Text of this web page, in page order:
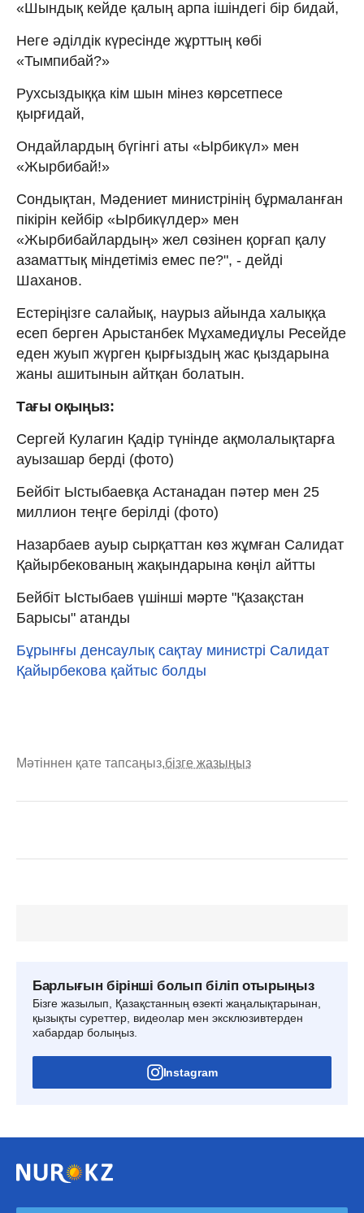
«Шындық кейде қалың арпа ішіндегі бір бидай,
Неге әділдік күресінде жұрттың көбі
«Тымпибай?»
Рухсыздыққа кім шын мінез көрсетпесе
қырғидай,
Ондайлардың бүгінгі аты «Ырбикүл» мен
«Жырбибай!»
Сондықтан, Мәдениет министрінің бұрмаланған
пікірін кейбір «Ырбикүлдер» мен
«Жырбибайлардың» жел сөзінен қорғап қалу
азаматтық міндетіміз емес пе?", - дейді
Шаханов.
Естеріңізге салайық, наурыз айында халыққа
есеп берген Арыстанбек Мұхамедиұлы Ресейде
еден жуып жүрген қырғыздың жас қыздарына
жаны ашитынын айтқан болатын.
Тағы оқыңыз:
Сергей Кулагин Қадір түнінде ақмолалықтарға
ауызашар берді (фото)
Бейбіт Ыстыбаевқа Астанадан пәтер мен 25
миллион теңге берілді (фото)
Назарбаев ауыр сырқаттан көз жұмған Салидат
Қайырбекованың жақындарына көңіл айтты
Бейбіт Ыстыбаев үшінші мәрте "Қазақстан
Барысы" атанды
Бұрынғы денсаулық сақтау министрі Салидат
Қайырбекова қайтыс болды
Мәтіннен қате тапсаңыз,бізге жазыңыз
Барлығын бірінші болып біліп отырыңыз
Бізге жазылып, Қазақстанның өзекті жаңалықтарынан,
қызықты суреттер, видеолар мен эксклюзивтерден
хабардар болыңыз.
Instagram